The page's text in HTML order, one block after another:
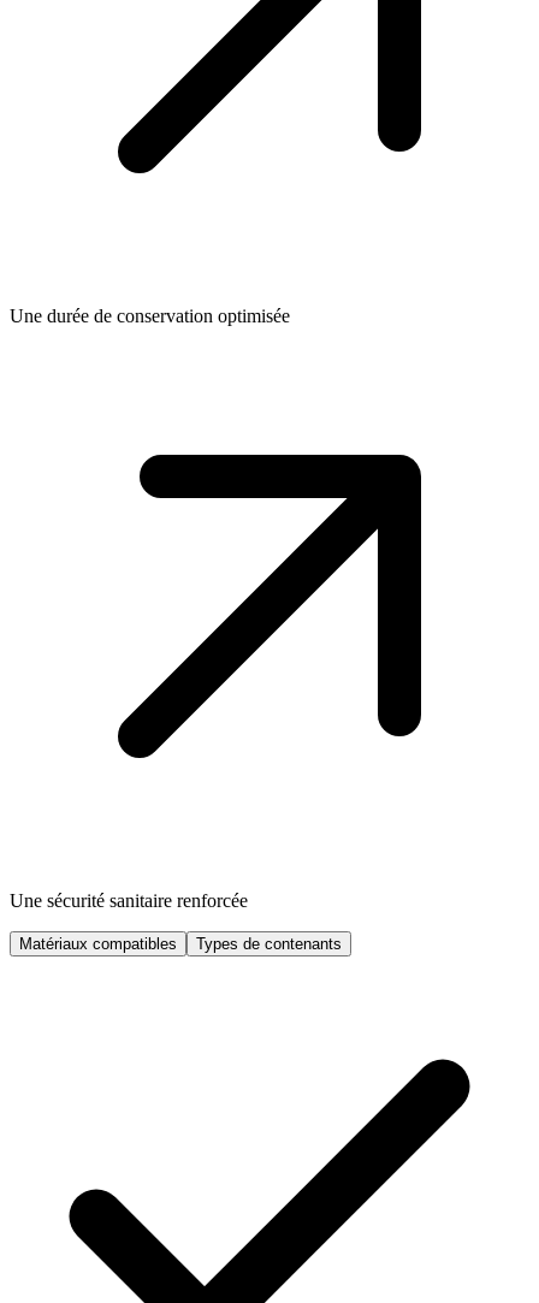
Une durée de conservation optimisée
Une sécurité sanitaire renforcée
Matériaux compatibles Types de contenants